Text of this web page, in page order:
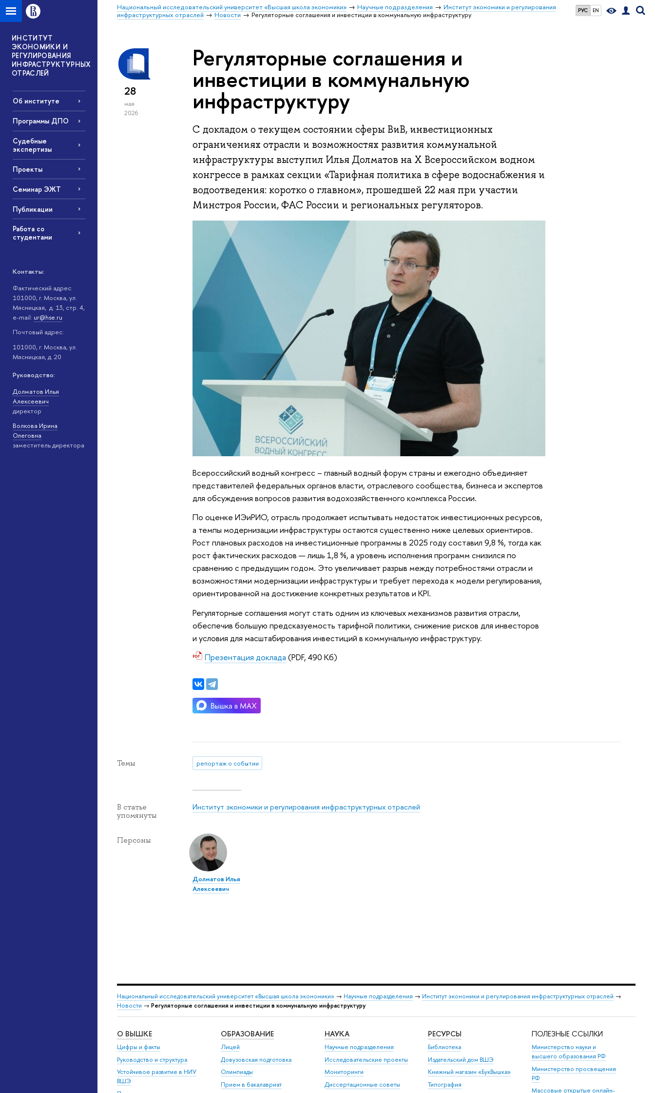
РУС EN
Национальный исследовательский университет «Высшая школа экономики» Научные подразделения
Институт экономики и регулирования
инфраструктурных отраслей
Новости Регуляторные соглашения и инвестиции в коммунальную инфраструктуру
ИНСТИТУТ
ЭКОНОМИКИ И
РЕГУЛИРОВАНИЯ
ИНФРАСТРУКТУРНЫХ
ОТРАСЛЕЙ
Об институте
Программы ДПО
Судебные
экспертизы
Проекты
Семинар ЭЖТ
Публикации
Работа со
студентами
Контакты:
Фактический адрес:
101000, г. Москва, ул.
Мясницкая, д. 13, стр. 4,
e-mail: ur@hse.ru
Почтовый адрес:
101000, г. Москва, ул.
Мясницкая, д. 20
Руководство:
Долматов Илья
Алексеевич
директор
Волкова Ирина
Олеговна
заместитель директора
28
мая
2026
Регуляторные соглашения и
инвестиции в коммунальную
инфраструктуру
С докладом о текущем состоянии сферы ВиВ, инвестиционных
ограничениях отрасли и возможностях развития коммунальной
инфраструктуры выступил Илья Долматов на X Всероссийском водном
конгрессе в рамках секции «Тарифная политика в сфере водоснабжения и
водоотведения: коротко о главном», прошедшей 22 мая при участии
Минстроя России, ФАС России и региональных регуляторов.
Всероссийский водный конгресс – главный водный форум страны и ежегодно объединяет
представителей федеральных органов власти, отраслевого сообщества, бизнеса и экспертов
для обсуждения вопросов развития водохозяйственного комплекса России.
По оценке ИЭиРИО, отрасль продолжает испытывать недостаток инвестиционных ресурсов,
а темпы модернизации инфраструктуры остаются существенно ниже целевых ориентиров.
Рост плановых расходов на инвестиционные программы в 2025 году составил 9,8 %, тогда как
рост фактических расходов — лишь 1,8 %, а уровень исполнения программ снизился по
сравнению с предыдущим годом. Это увеличивает разрыв между потребностями отрасли и
возможностями модернизации инфраструктуры и требует перехода к модели регулирования,
ориентированной на достижение конкретных результатов и KPI.
Регуляторные соглашения могут стать одним из ключевых механизмов развития отрасли,
обеспечив большую предсказуемость тарифной политики, снижение рисков для инвесторов
и условия для масштабирования инвестиций в коммунальную инфраструктуру.
Презентация доклада (PDF, 490 Кб)
Темы репортаж о событии
В статье
упомянуты
Институт экономики и регулирования инфраструктурных отраслей
Персоны
Долматов Илья
Алексеевич
Национальный исследовательский университет «Высшая школа экономики» → Научные подразделения → Институт экономики и регулирования инфраструктурных отраслей →
Новости → Регуляторные соглашения и инвестиции в коммунальную инфраструктуру
О ВЫШКЕ
Цифры и факты
Руководство и структура
Устойчивое развитие в НИУ
ВШЭ
ОБРАЗОВАНИЕ
Лицей
Довузовская подготовка
Олимпиады
Прием в бакалавриат
НАУКА
Научные подразделения
Исследовательские проекты
Мониторинги
Диссертационные советы
РЕСУРСЫ
Библиотека
Издательский дом ВШЭ
Книжный магазин «БукВышка»
Типография
ПОЛЕЗНЫЕ ССЫЛКИ
Министерство науки и
высшего образования РФ
Министерство просвещения
РФ
Массовые открытые онлайн-